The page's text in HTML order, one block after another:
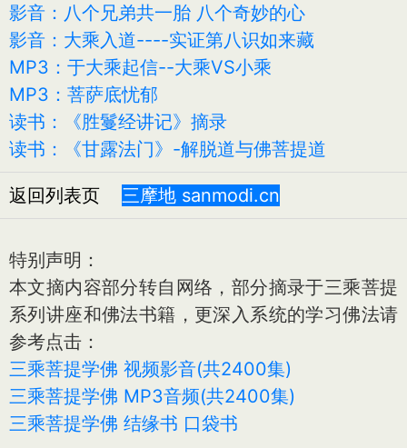
影音：八个兄弟共一胎 八个奇妙的心
影音：大乘入道----实证第八识如来藏
MP3：于大乘起信--大乘VS小乘
MP3：菩萨底忧郁
读书：《胜鬘经讲记》摘录
读书：《甘露法门》-解脱道与佛菩提道
返回列表页 三摩地 sanmodi.cn
特别声明：
本文摘内容部分转自网络，部分摘录于三乘菩提
系列讲座和佛法书籍，更深入系统的学习佛法请
参考点击：
三乘菩提学佛 视频影音(共2400集)
三乘菩提学佛 MP3音频(共2400集)
三乘菩提学佛 结缘书 口袋书